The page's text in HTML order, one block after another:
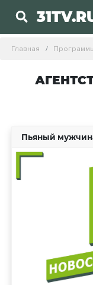
Главная
Пьяный